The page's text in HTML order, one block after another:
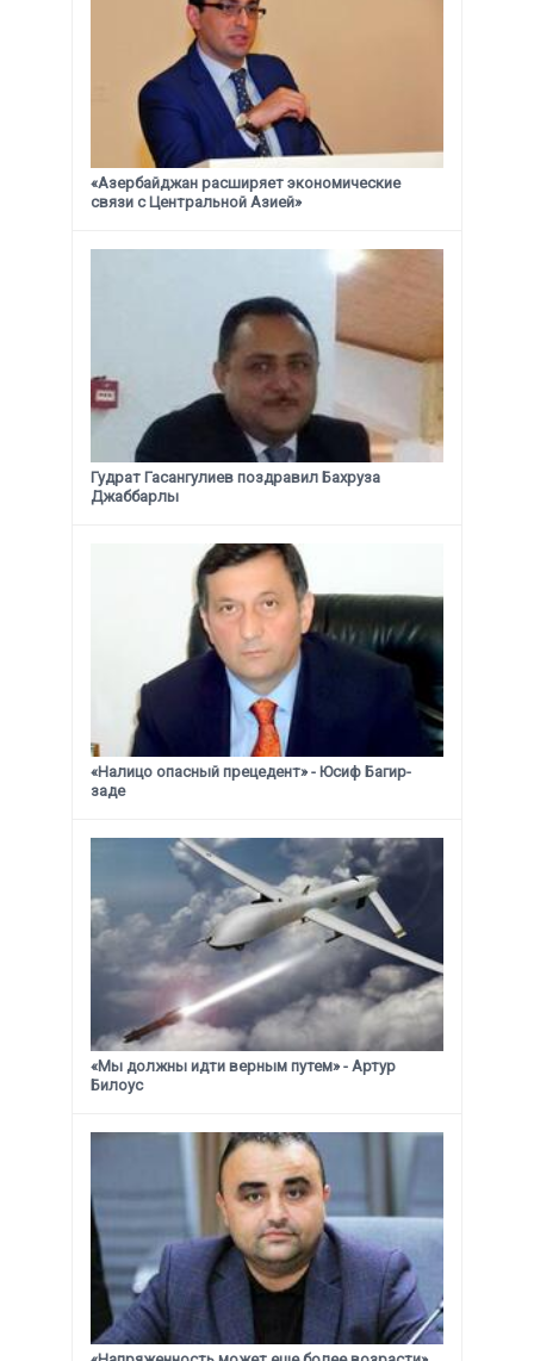
«Азербайджан расширяет экономические
связи с Центральной Азией»
Гудрат Гасангулиев поздравил Бахруза
Джаббарлы
«Налицо опасный прецедент» - Юсиф Багир-
заде
«Мы должны идти верным путем» - Артур
Билоус